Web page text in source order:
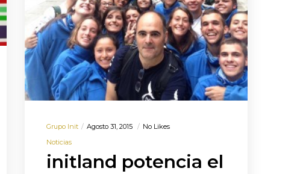
Grupo Init Agosto 31, 2015
No Likes
Noticias
initland potencia el